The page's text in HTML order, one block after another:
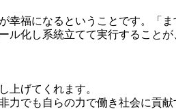
福になるということです。
「
ル化し系統立てて実行することが
上げてくれます。
力でも自らの力で働き社会に貢献